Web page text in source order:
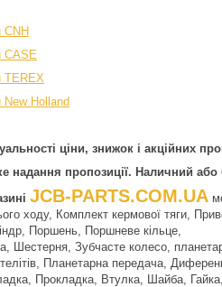
CNH
CASE
TEREX
New Holland
ціни, знижок і акційних
надання пропозиції. Наличний або
JCB-PARTS.COM.UA
ходу, Комплект кермової тяги,
Поршень, Поршневе кільце,
Шестерня, Зубчасте колесо,
Планетарна передача,
Прокладка, Втулка, Шайба,